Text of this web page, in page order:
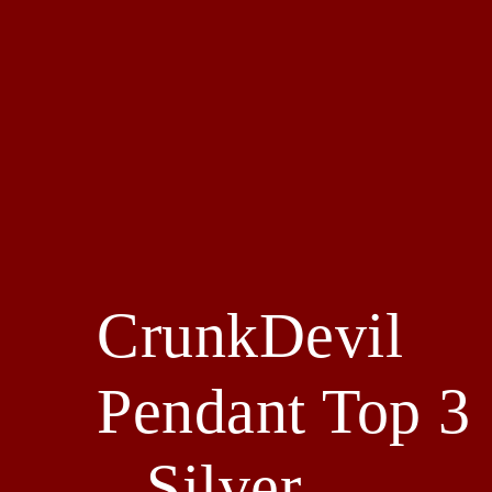
CrunkDevil
Pendant Top 3